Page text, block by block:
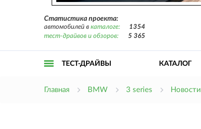
Статистика проекта:
автомобилей в каталоге:
1354
тест-драйвов и обзоров:
5 365
ТЕСТ-ДРАЙВЫ КАТАЛОГ
Главная BMW 3 series Новости